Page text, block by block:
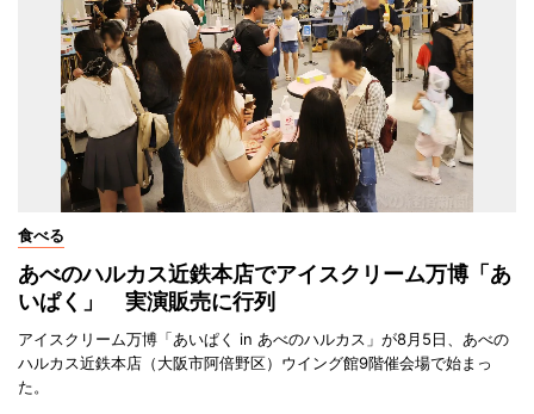
食べる
あべのハルカス近鉄本店でアイスクリーム万博「あ
いぱく」 実演販売に行列
アイスクリーム万博「あいぱく in あべのハルカス」が8月5日、あべの
ハルカス近鉄本店（大阪市阿倍野区）ウイング館9階催会場で始まっ
た。